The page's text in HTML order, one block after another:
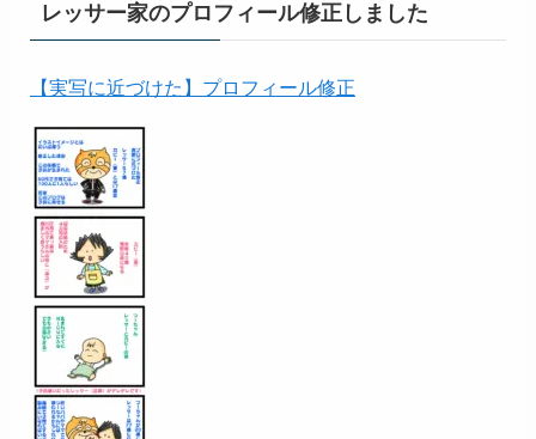
レッサー家のプロフィール修正しました
【実写に近づけた】プロフィール修正